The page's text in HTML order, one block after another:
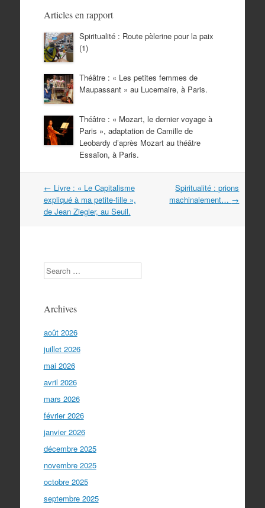
Articles en rapport
Spiritualité : Route pèlerine pour la paix
(1)
Théâtre : « Les petites femmes de
Maupassant » au Lucernaire, à Paris.
Théâtre : « Mozart, le dernier voyage à
Paris », adaptation de Camille de
Leobardy d’après Mozart au théâtre
Essaïon, à Paris.
Navigation
dans
les
← Livre : « Le Capitalisme
expliqué à ma petite-fille »,
de Jean Ziegler, au Seuil.
Spiritualité : prions
machinalement… →
Search
Archives
août 2026
juillet 2026
mai 2026
avril 2026
mars 2026
février 2026
janvier 2026
décembre 2025
novembre 2025
octobre 2025
septembre 2025